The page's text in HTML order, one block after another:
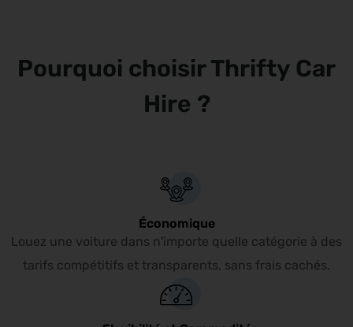
Pourquoi choisir Thrifty Car
Hire ?
Économique
Louez une voiture dans n'importe quelle catégorie à des
tarifs compétitifs et transparents, sans frais cachés.